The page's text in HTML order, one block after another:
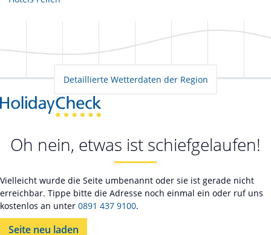
Detaillierte Wetterdaten der Region
Oh nein, etwas ist schiefgelaufen!
Vielleicht wurde die Seite umbenannt oder sie ist gerade nicht
erreichbar. Tippe bitte die Adresse noch einmal ein oder ruf uns
kostenlos an unter 0891 437 9100.
Seite neu laden